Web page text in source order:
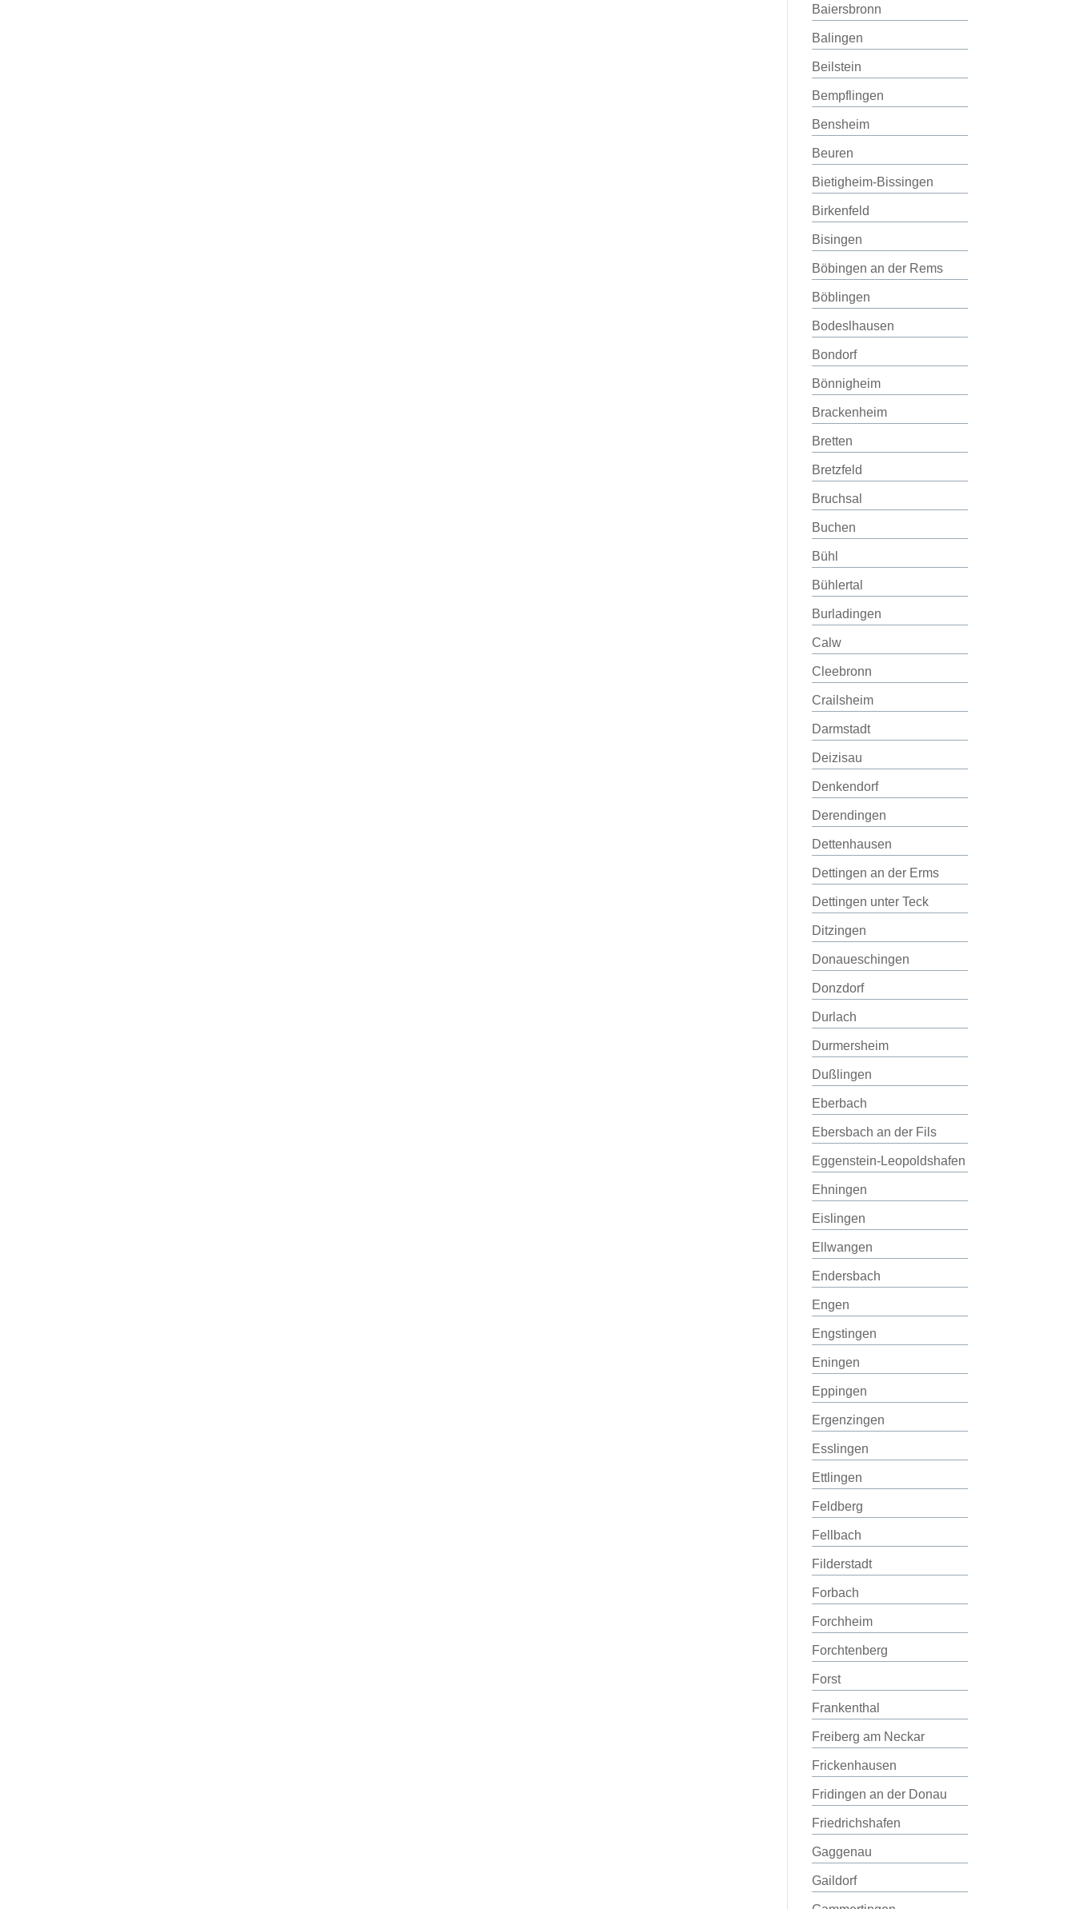
Baiersbronn
Balingen
Beilstein
Bempflingen
Bensheim
Beuren
Bietigheim-Bissingen
Birkenfeld
Bisingen
Böbingen an der Rems
Böblingen
Bodeslhausen
Bondorf
Bönnigheim
Brackenheim
Bretten
Bretzfeld
Bruchsal
Buchen
Bühl
Bühlertal
Burladingen
Calw
Cleebronn
Crailsheim
Darmstadt
Deizisau
Denkendorf
Derendingen
Dettenhausen
Dettingen an der Erms
Dettingen unter Teck
Ditzingen
Donaueschingen
Donzdorf
Durlach
Durmersheim
Dußlingen
Eberbach
Ebersbach an der Fils
Eggenstein-Leopoldshafen
Ehningen
Eislingen
Ellwangen
Endersbach
Engen
Engstingen
Eningen
Eppingen
Ergenzingen
Esslingen
Ettlingen
Feldberg
Fellbach
Filderstadt
Forbach
Forchheim
Forchtenberg
Forst
Frankenthal
Freiberg am Neckar
Frickenhausen
Fridingen an der Donau
Friedrichshafen
Gaggenau
Gaildorf